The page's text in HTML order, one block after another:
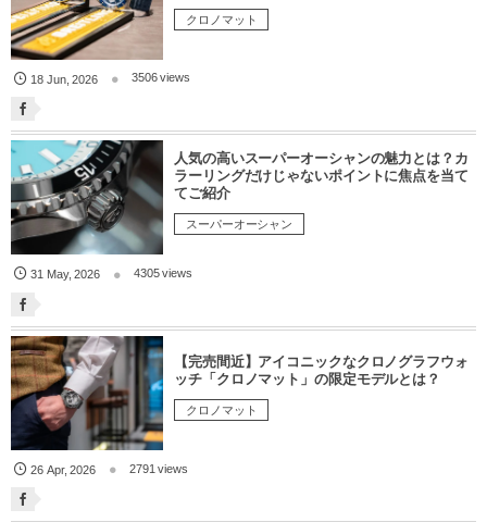
クロノマット
18 Jun,2026 3506 views
人気の高いスーパーオーシャンの魅力とは？カ
ラーリングだけじゃないポイントに焦点を当て
てご紹介
スーパーオーシャン
31 May,2026 4305 views
【完売間近】アイコニックなクロノグラフウォ
ッチ「クロノマット」の限定モデルとは？
クロノマット
26 Apr,2026 2791 views